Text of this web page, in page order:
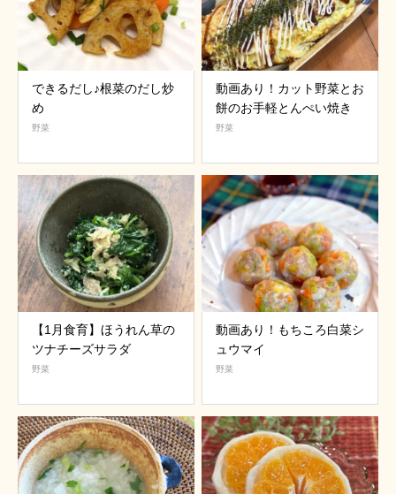
できるだし♪根菜のだし炒
め
野菜
動画あり！カット野菜とお
餅のお手軽とんぺい焼き
野菜
【1月食育】ほうれん草の
ツナチーズサラダ
野菜
動画あり！もちころ白菜シ
ュウマイ
野菜